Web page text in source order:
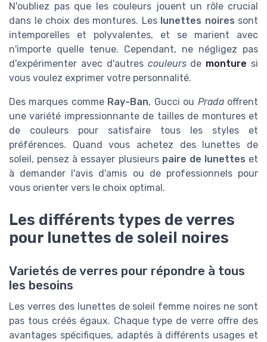
N'oubliez pas que les couleurs jouent un rôle crucial
dans le choix des montures. Les lunettes noires sont
intemporelles et polyvalentes, et se marient avec
n'importe quelle tenue. Cependant, ne négligez pas
d'expérimenter avec d'autres couleursde monture si
vous voulez exprimer votre personnalité.
Des marques comme Ray-Ban, Gucci ou Pradaoffrent
une variété impressionnante de tailles de montures et
de couleurs pour satisfaire tous les styles et
préférences. Quand vous achetez des lunettes de
soleil, pensez à essayer plusieurs paire de lunettes et
à demander l'avis d'amis ou de professionnels pour
vous orienter vers le choix optimal.
Les différents types de verres
pour lunettes de soleil noires
Varietés de verres pour répondre à tous
les besoins
Les verres des lunettes de soleil femme noires ne sont
pas tous créés égaux. Chaque type de verre offre des
avantages spécifiques, adaptés à différents usages et